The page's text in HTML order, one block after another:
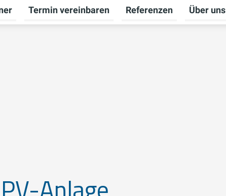
für Badberatung umschalten
Termin vereinbaren Referenzen Über uns